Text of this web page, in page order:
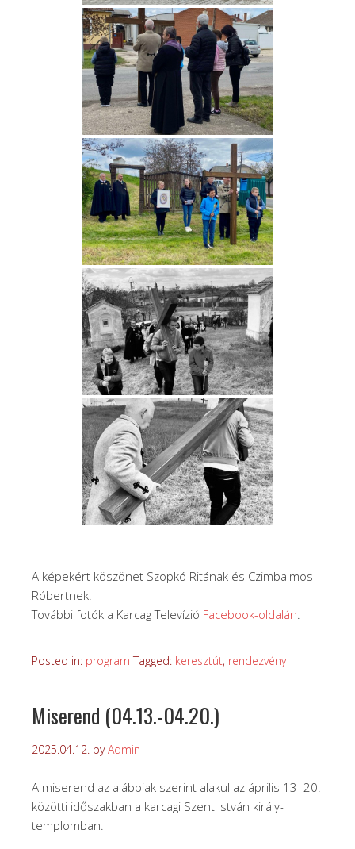
A képekért köszönet Szopkó Ritának és Czimbalmos
Róbertnek.
További fotók a Karcag Televízió Facebook-oldalán
Posted in: program Tagged: keresztút, rendezvény
Miserend (04.13.-04.20.)
2025.04.12. byAdmin
A miserend az alábbiak szerint alakul az április 13–20.
közötti időszakban a karcagi Szent István király-
templomban.